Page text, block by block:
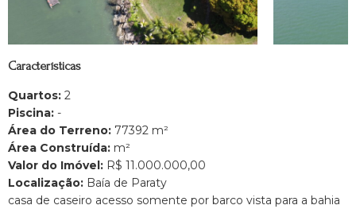
Características
Quartos: 2
Piscina: -
Área do Terreno: 77392 m²
Área Construída: m²
Valor do Imóvel: R$ 11.000.000,00
Localização: Baía de Paraty
casa de caseiro acesso somente por barco vista para a bahia